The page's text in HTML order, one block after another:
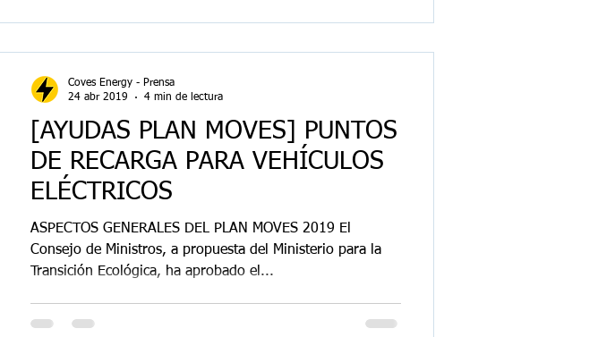
[AYUDAS PLAN MOVES] PUNTOS
DE RECARGA PARA VEHÍCULOS
ELÉCTRICOS
ASPECTOS GENERALES DEL PLAN MOVES 2019 El
Consejo de Ministros, a propuesta del Ministerio para la
Transición Ecológica, ha aprobado el...
Coves Energy - Prensa
24 abr 2019
4 min de lectura